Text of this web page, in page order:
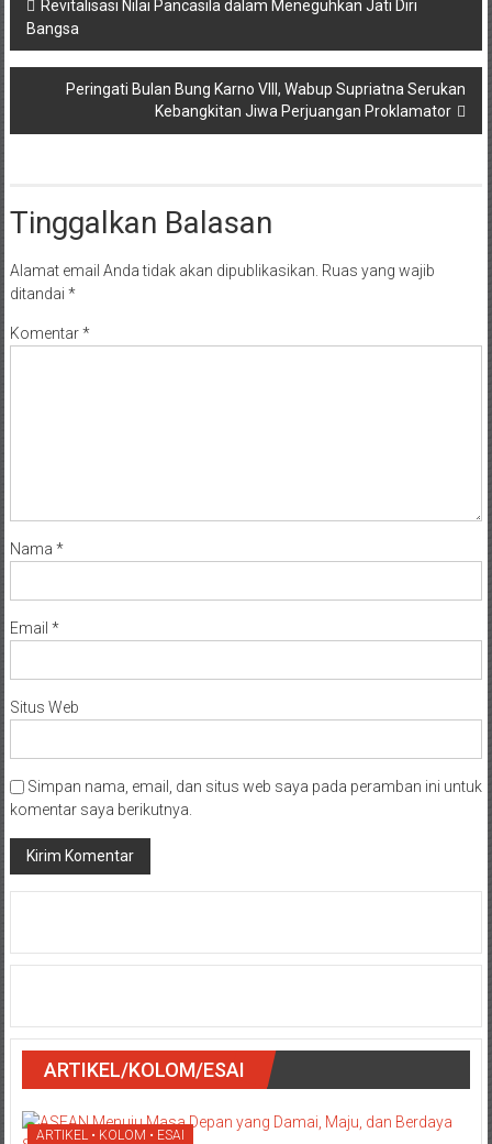
pos
Revitalisasi Nilai Pancasila dalam Meneguhkan Jati Diri
Bangsa
Peringati Bulan Bung Karno VIII, Wabup Supriatna Serukan
Kebangkitan Jiwa Perjuangan Proklamator
Tinggalkan Balasan
Alamat email Anda tidak akan dipublikasikan. Ruas yang wajib
ditandai *
Komentar*
Nama *
Email *
Situs Web
Simpan nama, email, dan situs web saya pada peramban ini untuk
komentar saya berikutnya.
ARTIKEL/KOLOM/ESAI
ARTIKEL • KOLOM • ESAI